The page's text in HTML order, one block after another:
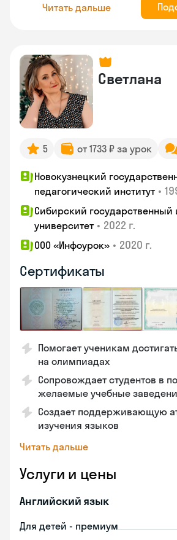
Читать дальше
Светлана
5 от 1733 ₽ за урок
Новокузнецкий
педагогический институт •
Сибирский государственный
университет • 2022 г.
ООО «Инфоурок» • 2020 г.
Сертификаты
Помогает ученикам
на олимпиадах
Сопровождает студентов в
желаемые учебные
Создает поддерживающую
изучения языков
Читать дальше
Услуги и цены
Английский язык
Для детей - премиум